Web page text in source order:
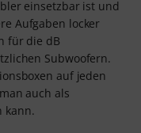
einsetzbar ist und
Aufgaben locker
für die dB
Subwoofern.
auf jeden
auch als
kann.